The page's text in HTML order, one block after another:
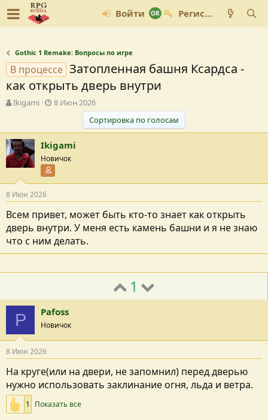
Войти Регистрация
Gothic 1 Remake: Вопросы по игре
В процессе Затопленная башня Ксардса -
как открыть дверь внутри
А
о
р
т
е
м
Ikigami
Д
а
с
о
з
д
н
я
8 Июн 2026
Сортировка по голосам
Ikigami
Новичок
8 Июн 2026
Всем привет, может быть кто-то знает как открыть
дверь внутри. У меня есть камень башни и я не знаю
что с ним делать.
1
P Pafoss
Новичок
8 Июн 2026
На круге(или на двери, не запомнил) перед дверью
нужно использовать заклинание огня, льда и ветра.
1 Показать все